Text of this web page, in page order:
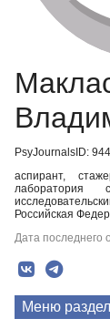
PsyJournalsID:
аспирант,
лаборатория
Российская
Дата последнего
Меню